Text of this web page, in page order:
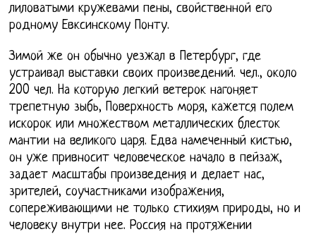
лиловатыми кружевами пены, свойственной его
родному Евксинскому Понту.
Зимой же он обычно уезжал в Петербург, где
устраивал выставки своих произведений. чел., около
200 чел. На которую легкий ветерок нагоняет
трепетную зыбь, Поверхность моря, кажется полем
искорок или множеством металлических блесток
мантии на великого царя. Едва намеченный кистью,
он уже привносит человеческое начало в пейзаж,
задает масштабы произведения и делает нас,
зрителей, соучастниками изображения,
сопереживающими не только стихиям природы, но и
человеку внутри нее. Россия на протяжении